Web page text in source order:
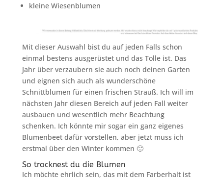
kleine Wiesenblumen
Mit dieser Auswahl bist du auf jeden Falls schon
einmal bestens ausgerüstet und das Tolle ist. Das
Jahr über verzaubern sie auch noch deinen Garten
und eignen sich auch als wunderschöne
Schnittblumen für einen frischen Strauß. Ich will im
nächsten Jahr diesen Bereich auf jeden Fall weiter
ausbauen und wesentlich mehr Beachtung
schenken. Ich könnte mir sogar ein ganz eigenes
Blumenbeet dafür vorstellen, aber jetzt muss ich
erstmal über den Winter kommen 🙂
So trocknest du die Blumen
Ich möchte ehrlich sein, das mit dem Farberhalt ist